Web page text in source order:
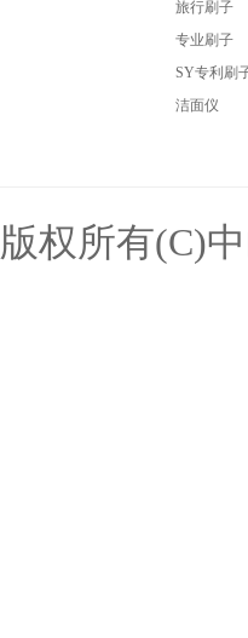
旅行刷子
专业刷子
SY专利刷
洁面仪
版权所有(C)